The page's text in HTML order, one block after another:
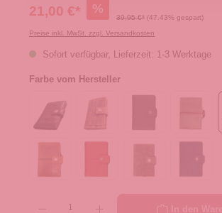
21,00 €* %
39,95 €* (47.43% gespart)
Preise inkl. MwSt. zzgl. Versandkosten
Sofort verfügbar, Lieferzeit: 1-3 Werktage
Farbe vom Hersteller